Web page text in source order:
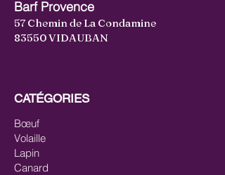
Barf Provence
57 Chemin de La Condamine
83550 VIDAUBAN
CATÉGORIES
Bœuf
Volaille
Lapin
Canard